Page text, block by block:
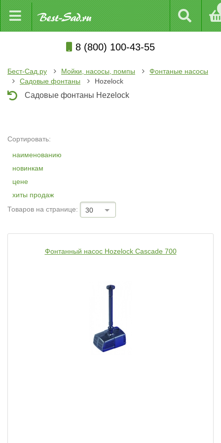
8 (800) 100-43-55
Бест-Сад.ру Мойки, насосы, помпы
Фонтаные насосы
Садовые фонтаны
Hozelock
Садовые фонтаны Hezelock
Сортировать:
наименованию
новинкам
цене
хиты продаж
Товаров на странице:
30
Фонтанный насос Hozelock Cascade 700